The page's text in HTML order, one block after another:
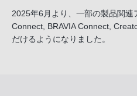
2025年6月より、一部の製品関連
Connect, BRAVIA Connect,
だけるようになりました。